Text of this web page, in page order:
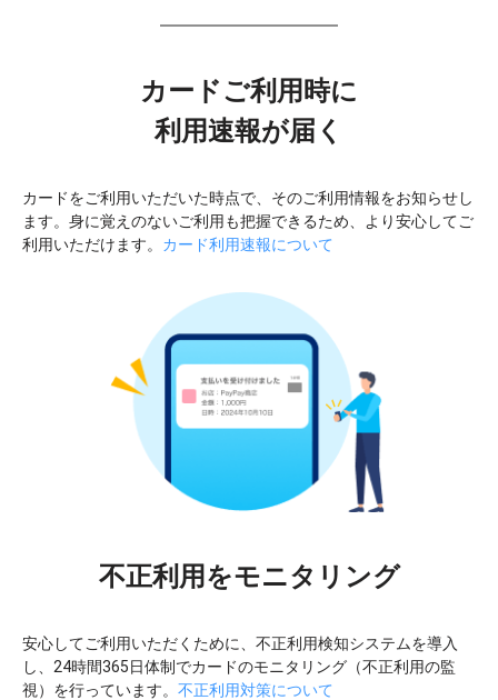
カードご利用時に
利用速報が届く
カードをご利用いただいた時点で、そのご利用情報をお知らせし
ます。身に覚えのないご利用も把握できるため、より安心してご
利用いただけます。 カード利用速報について
不正利用をモニタリング
安心してご利用いただくために、不正利用検知システムを導入
し、24時間365日体制でカードのモニタリング（不正利用の監
視）を行っています。 不正利用対策について